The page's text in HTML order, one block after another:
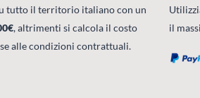
tutto il territorio italiano con un
, altrimenti si calcola il costo
alle condizioni contrattuali.
il